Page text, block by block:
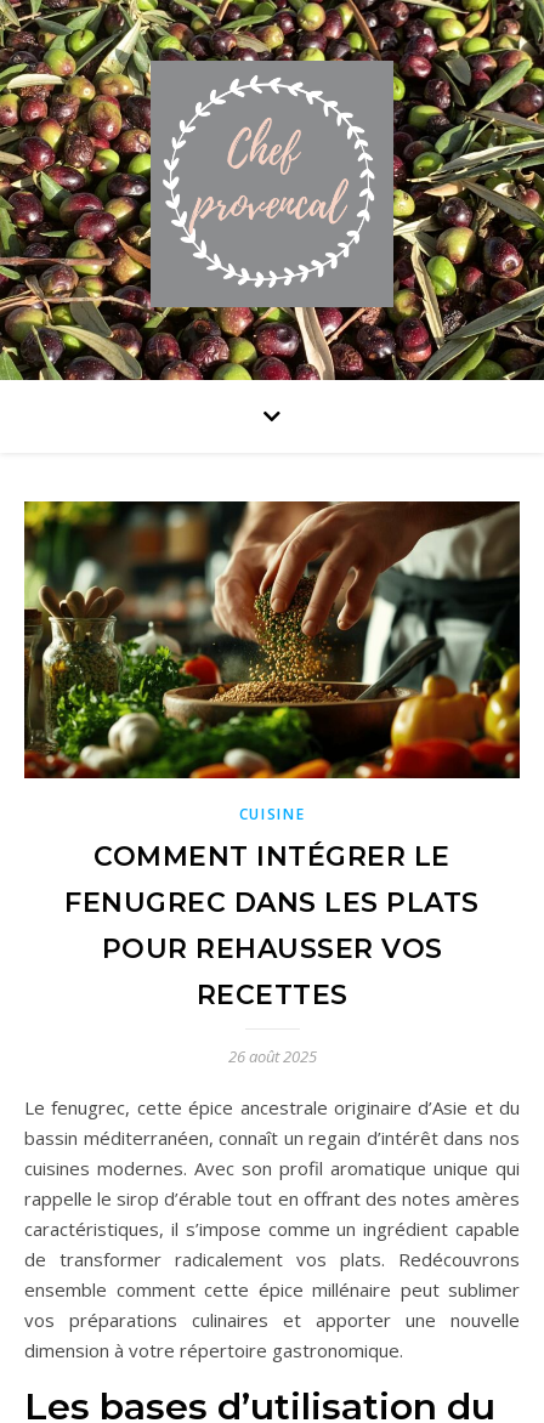
CUISINE
COMMENT INTÉGRER LE
FENUGREC DANS LES PLATS
POUR REHAUSSER VOS
RECETTES
26 août 2025
Le fenugrec, cette épice ancestrale originaire d’Asie et du
bassin méditerranéen, connaît un regain d’intérêt dans nos
cuisines modernes. Avec son profil aromatique unique qui
rappelle le sirop d’érable tout en offrant des notes amères
caractéristiques, il s’impose comme un ingrédient capable
de transformer radicalement vos plats. Redécouvrons
ensemble comment cette épice millénaire peut sublimer
vos préparations culinaires et apporter une nouvelle
dimension à votre répertoire gastronomique.
Les bases d’utilisation du